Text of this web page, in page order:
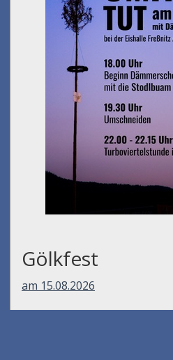
Gölkfest
am 15.08.2026